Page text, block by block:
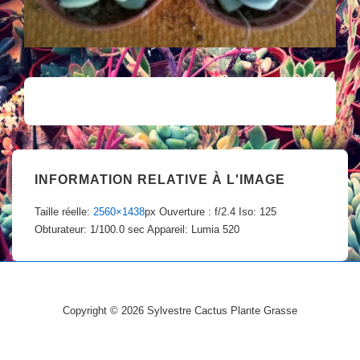
INFORMATION RELATIVE À L'IMAGE
Taille réelle: 2560×1438px Ouverture : f/2.4 Iso: 125
Obturateur: 1/100.0 sec Appareil: Lumia 520
Copyright © 2026 Sylvestre Cactus Plante Grasse